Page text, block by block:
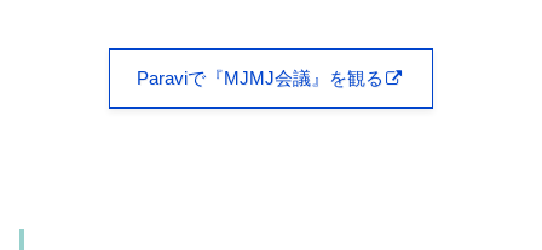
Paraviで『MJMJ会議』を観る